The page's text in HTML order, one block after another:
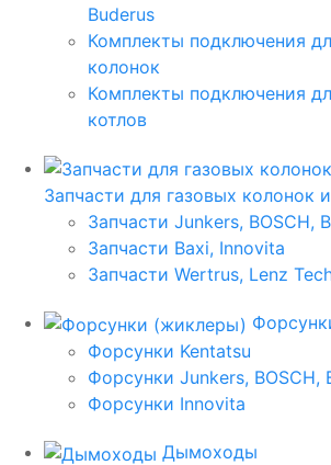
Buderus
Комплекты подключения
колонок
Комплекты подключения
котлов
Запчасти для газовых колонок
Запчасти Junkers, BOSCH,
Запчасти Baxi, Innovita
Запчасти Wertrus, Lenz
Форсунки Kentatsu
Форсунки Junkers, BOSCH,
Форсунки Innovita
Дымоходы